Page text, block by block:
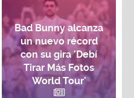
Bad Bunny alcanza
un nuevo récord
con su gira 'Debí
Tirar Más Fotos
World Tour'